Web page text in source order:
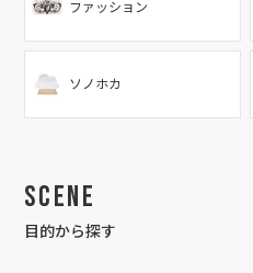
ファッション
ソノホカ
Scene
目的から探す